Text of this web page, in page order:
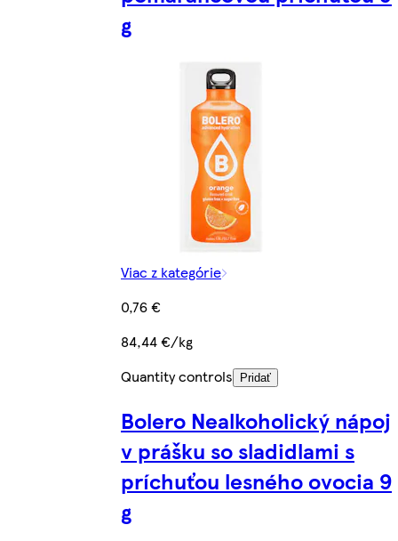
g
Viac z kategórie
0,76 €
84,44 €/kg
Quantity controls
Pridať
Bolero Nealkoholický nápoj
v prášku so sladidlami s
príchuťou lesného ovocia 9
g